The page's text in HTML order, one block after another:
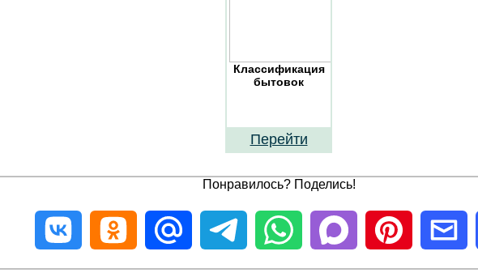
Классификация
бытовок
Перейти
Понравилось? Поделись!